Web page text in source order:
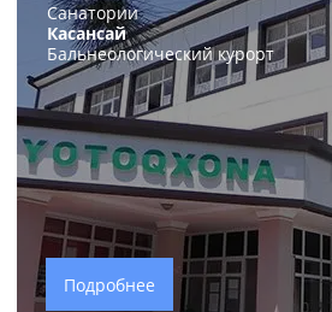
Санатории
Касансай
Бальнеологический курорт
Подробнее